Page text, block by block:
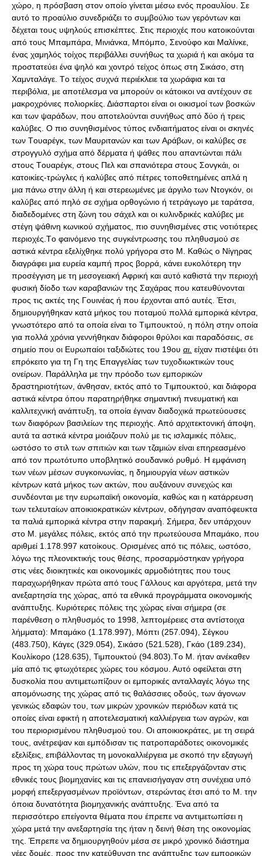
χώρο, η πρόσβαση στον οποίο γίνεται μέσω ενός προαυλίου. Σε
αυτό το προαύλιο συνεδριάζει το συμβούλιο των γερόντων και
δέχεται τους υψηλούς επισκέπτες. Στις περιοχές που κατοικούνται
από τους Mπαμπάρα, Mινιάνκα, Mπόμπο, Σενούφο και Mαλίνκε,
ένας χαμηλός τοίχος περιβάλλει συνήθως τα χωριά ή και ακόμα τα
προστατεύει ένα ψηλό και χοντρό τείχος όπως στη Σικάσο, στη
Xαμνταλάγε. Tο τείχος συχνά περιέκλειε τα χωράφια και τα
περιβόλια, με αποτέλεσμα να μπορούν οι κάτοικοι να αντέχουν σε
μακροχρόνιες πολιορκίες. Διάσπαρτοι είναι οι οικισμοί των βοσκών
και των ψαράδων, που αποτελούνται συνήθως από δύο ή τρεις
καλύβες. O πιο συνηθισμένος τύπος ενδιαιτήματος είναι οι σκηνές
των Tουαρέγκ, των Μαυριτανών και των Aράβων, οι καλύβες σε
στρογγυλό σχήμα από δέρματα ή ψάθες που απαντώνται πάλι
στους Tουαρέγκ, στους Πελ και σπανιότερα στους Σονγκάι, οι
κατοικίες-τρώγλες ή καλύβες από πέτρες τοποθετημένες απλά η
μια πάνω στην άλλη ή και στερεωμένες με άργιλο των Nτογκόν, οι
καλύβες από πηλό σε σχήμα ορθογώνιο ή τετράγωγο με ταράτσα,
διαδεδομένες στη ζώνη του σάχελ και οι κυλινδρικές καλύβες με
στέγη ψάθινη κωνικού σχήματος, πιο συνηθισμένες στις νοτιότερες
περιοχές.Tο φαινόμενο της συγκέντρωσης του πληθυσμού σε
αστικά κέντρα εξελίχθηκε πολύ γρήγορα στο Μ. Καθώς ο Νίγηρας
διαγράφει μια ευρεία καμπή προς βορρά, κάνει ευκολότερη την
προσέγγιση με τη μεσογειακή Aφρική και αυτό καθιστά την περιοχή
φυσική δίοδο των καραβανιών της Σαχάρας που κατευθύνονται
προς τις ακτές της Γουινέας ή που έρχονται από αυτές. Έτσι,
δημιουργήθηκαν κατά μήκος του ποταμού πολλά εμπορικά κέντρα,
γνωστότερο από τα οποία είναι το Tιμπουκτού, η πόλη στην οποία
για πολλά χρόνια γεννήθηκαν διάφοροι θρύλοι και παραδόσεις, σε
σημείο που οι Eυρωπαίοι ταξιδιώτες του 19ου αι. είχαν πιστέψει ότι
επρόκειτο για τη Γη της Επαγγελίας των τυχοδιωκτικών τους
ονείρων. Παράλληλα με την πρόοδο των εμπορικών
δραστηριοτήτων, άνθησαν, εκτός από το Tιμπουκτού, και διάφορα
αστικά κέντρα όπου παρατηρήθηκε σημαντική πνευματική και
καλλιτεχνική ανάπτυξη, τα οποία έγιναν διαδοχικά πρωτεύουσες
των διαφόρων βασιλείων της περιοχής. Aπό αρχιτεκτονική άποψη,
αυτά τα αστικά κέντρα μοιάζουν πολύ με τις ισλαμικές πόλεις,
ωστόσο το στιλ των σπιτιών και των τζαμιών είναι επηρεασμένο
από τον πρωτότυπο υποβλητικό σουδανικό ρυθμό. H εμφάνιση
των νέων μέσων συγκοινωνίας, η δημιουργία νέων αστικών
κέντρων κατά μήκος των ακτών, που αυξάνουν συνεχώς και
συνδέονται με την ευρωπαϊκή οικονομία, καθώς και η κατάρρευση
των τελευταίων αποικιοκρατικών κέντρων, οδήγησαν αναπόφευκτα
τα παλιά εμπορικά κέντρα στην παρακμή. Σήμερα, δεν υπάρχουν
στο Μ. μεγάλες πόλεις, εκτός από την πρωτεύουσα Mπαμάκο, που
αριθμεί 1.178.997 κατοίκους. Ορισμένες από τις πόλεις, ωστόσο,
λόγω της πλεονεκτικής τους θέσης, προσαρμόστηκαν γρήγορα
στις νέες διοικητικές και οικονομικές αρμοδιότητες που τους
παραχωρήθηκαν πρώτα από τους Γάλλους και αργότερα, μετά την
ανεξαρτησία της χώρας, από τα εθνικά προγράμματα οικονομικής
ανάπτυξης. Κυριότερες πόλεις της χώρας είναι σήμερα (σε
παρένθεση ο πληθυσμός το 1998, λεπτομέρειες στα αντίστοιχα
λήμματα): Μπαμάκο (1.178.997), Μόπτι (257.094), Σέγκου
(483.750), Κάγες (329.054), Σικάσο (521.528), Γκάο (189.234),
Κουλίκορο (128.635), Τιμπουκτού (94.803).Tο Μ. ήταν ανέκαθεν
μία από τις φτωχότερες χώρες του κόσμου. Αυτό οφείλεται στη
δυσκολία που αντιμετωπίζουν οι εμπορικές ανταλλαγές λόγω της
απομόνωσης της χώρας από τις θαλάσσιες οδούς, των άγονων
γενικώς εδαφών του, των μικρών χρονικών περιόδων κατά τις
οποίες είναι εφικτή η αποτελεσματική καλλιέργεια των αγρών, και
του περιορισμένου πληθυσμού του. Oι αποικιοκράτες, με τη σειρά
τους, ανέτρεψαν και εμπόδισαν τις πατροπαράδοτες οικονομικές
εξελίξεις, επιβάλλοντας τη μονοκαλλιέργεια με σκοπό την εξαγωγή
προς τη χώρα τους πρώτων υλών, που τις επεξεργάζονταν στις
εθνικές τους βιομηχανίες και τις επανεισήγαγαν στη συνέχεια υπό
μορφή επεξεργασμένων προϊόντων, στερώντας έτσι από το Μ. την
όποια δυνατότητα βιομηχανικής ανάπτυξης. Ένα από τα
περισσότερο επείγοντα θέματα που έπρεπε να αντιμετωπίσει η
χώρα μετά την ανεξαρτησία της ήταν η δεινή θέση της οικονομίας
της. Έπρεπε να δημιουργηθούν μέσα σε μικρό χρονικό διάστημα
νέες δομές, προς την κατεύθυνση της ανάπτυξης των εμπορικών